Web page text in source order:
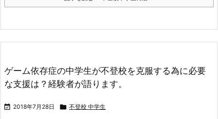
ゲーム依存症の中学生が不登校を克服する為に必要
な支援は？経験者が語ります。
 2018年7月28日  不登校 中学生